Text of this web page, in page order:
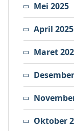
Mei 2025
April 2025
Maret
Oktober